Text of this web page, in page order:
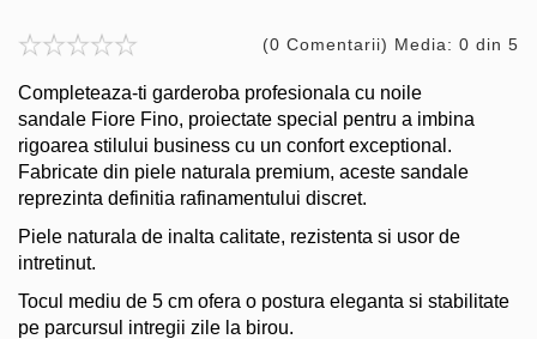
(0 Comentarii) Media: 0 din 5
Completeaza-ti garderoba profesionala cu noile
sandale Fiore Fino, proiectate special pentru a imbina
rigoarea stilului business cu un confort exceptional.
Fabricate din piele naturala premium, aceste sandale
reprezinta definitia rafinamentului discret.
Piele naturala de inalta calitate, rezistenta si usor de
intretinut.
Tocul mediu de 5 cm ofera o postura eleganta si stabilitate
pe parcursul intregii zile la birou.